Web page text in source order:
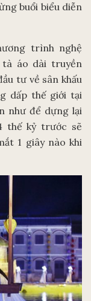
buổi biểu diễn
trình nghệ
áo dài truyền
tư về sân khấu
dấp thế giới tại
như để dựng lại
thế kỷ trước sẽ
1 giây nào khi